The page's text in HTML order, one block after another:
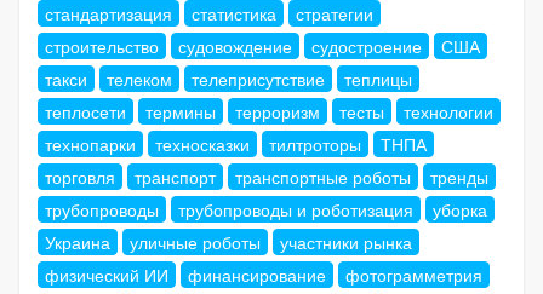
стандартизация
статистика
стратегии
строительство
судовождение судостроение
США
такси
телеком телеприсутствие
теплицы
теплосети
термины терроризм тесты
технологии
технопарки
техносказки тилтроторы
ТНПА
торговля
транспорт транспортные роботы
тренды
трубопроводы
трубопроводы и роботизация
уборка
Украина
уличные роботы
участники рынка
физический ИИ
финансирование
фотограмметрия